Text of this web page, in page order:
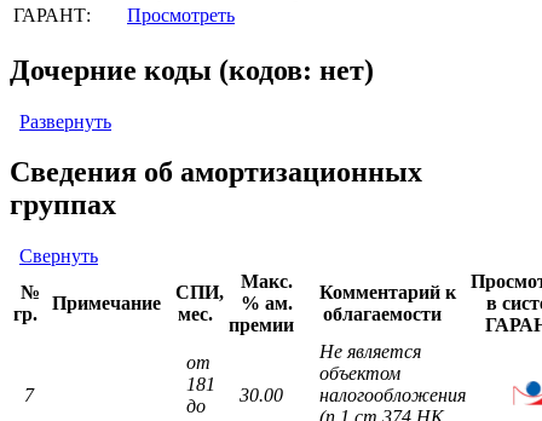
ГАРАНТ:
Просмотреть
Дочерние коды (кодов: нет)
Развернуть
Сведения об амортизационных
группах
Свернуть
№
гр.
Примечание
СПИ,
мес.
Макс.
% ам.
премии
Комментарий к
облагаемости
в
7
от
181
до
30.00
Не является
объектом
налогообложения